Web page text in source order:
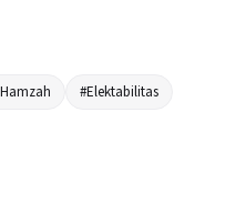
#Elektabilitas